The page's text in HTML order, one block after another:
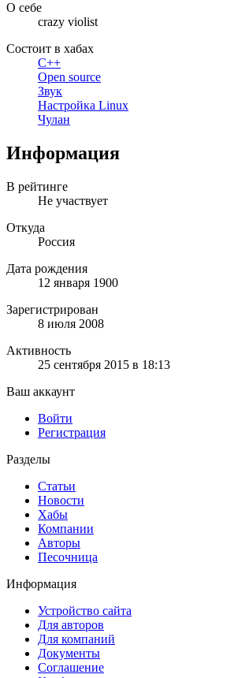
О себе
crazy violist
Состоит в хабах
C++
Open source
Звук
Настройка Linux
Чулан
Информация
В рейтинге
Не участвует
Откуда
Россия
Дата рождения
12 января 1900
Зарегистрирован
8 июля 2008
Активность
25 сентября 2015 в 18:13
Ваш аккаунт
Войти
Регистрация
Разделы
Статьи
Новости
Хабы
Компании
Авторы
Песочница
Информация
Устройство сайта
Для авторов
Для компаний
Документы
Соглашение